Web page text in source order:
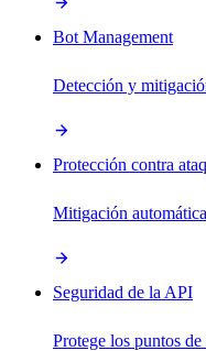
Bot Management
Detección y
Protección contra
Mitigación
Seguridad de la API
Protege los puntos